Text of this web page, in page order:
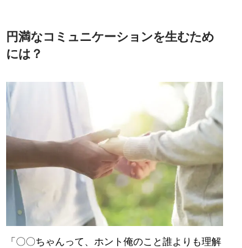
円満なコミュニケーションを生むため
には？
「〇〇ちゃんって、ホント俺のこと誰よりも理解